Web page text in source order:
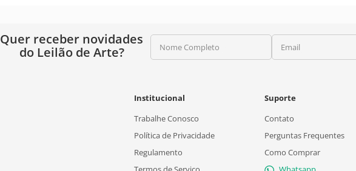
Quer receber novidades
do Leilão de Arte?
Nome Completo Email
Institucional
Trabalhe Conosco
Política de Privacidade
Regulamento
Suporte
Contato
Perguntas Frequentes
Como Comprar